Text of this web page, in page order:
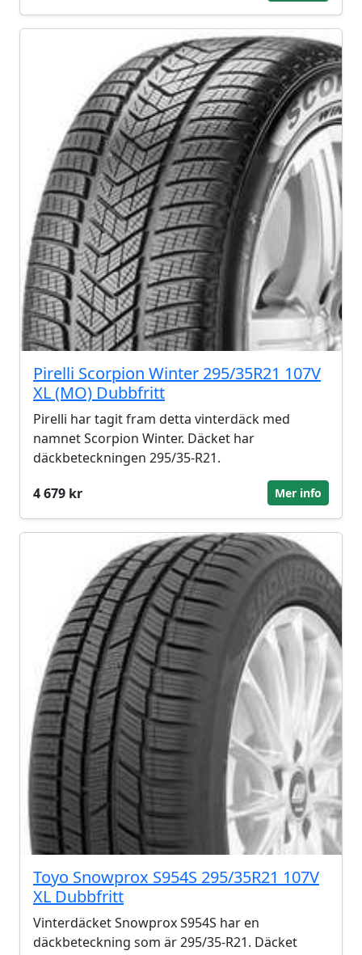
Pirelli Scorpion Winter 295/35R21 107V
XL (MO) Dubbfritt
Pirelli har tagit fram detta vinterdäck med
namnet Scorpion Winter. Däcket har
däckbeteckningen 295/35-R21.
4 679 kr
Mer info
Toyo Snowprox S954S 295/35R21 107V
XL Dubbfritt
Vinterdäcket Snowprox S954S har en
däckbeteckning som är 295/35-R21. Däcket